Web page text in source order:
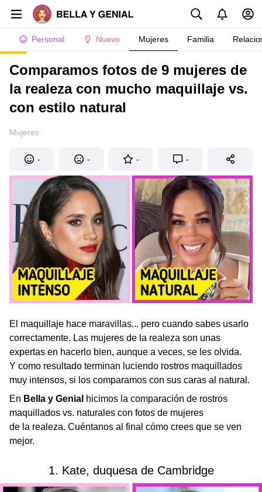
Personal Nuevo Mujeres Familia
Comparamos fotos de 9 mujeres de
la realeza con mucho maquillaje vs.
con estilo natural
Mujeres
- - - -
El maquillaje hace maravillas... pero cuando sabes usarlo
correctamente. Las mujeres de la realeza son unas
expertas en hacerlo bien, aunque a veces, se les olvida.
Y como resultado terminan luciendo rostros maquillados
muy intensos, si los comparamos con sus caras al natural.
En Bella y Genial hicimos la comparación de rostros
maquillados vs. naturales con fotos de mujeres
de la realeza. Cuéntanos al final cómo crees que se ven
mejor.
1. Kate, duquesa de Cambridge